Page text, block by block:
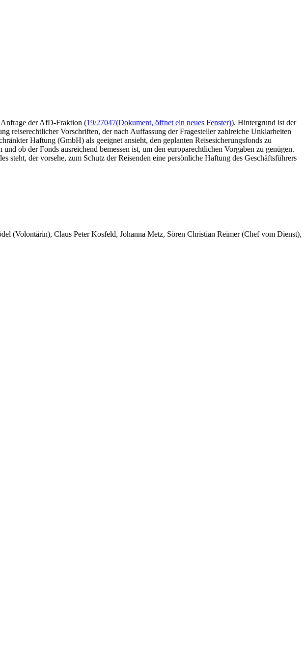
der AfD-Fraktion (19/27047(Dokument, öffnet ein neues Fenster)). Hintergrund ist der
reiserechtlicher Vorschriften, der nach Auffassung der Fragesteller zahlreiche Unklarheiten
Haftung (GmbH) als geeignet ansieht, den geplanten Reisesicherungsfonds zu
ob der Fonds ausreichend bemessen ist, um den europarechtlichen Vorgaben zu genügen.
steht, der vorsehe, zum Schutz der Reisenden eine persönliche Haftung des Geschäftsführers
(Volontärin), Claus Peter Kosfeld, Johanna Metz, Sören Christian Reimer (Chef vom Dienst),